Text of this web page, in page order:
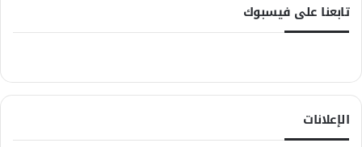
تابعنا على فيسبوك
الإعلانات